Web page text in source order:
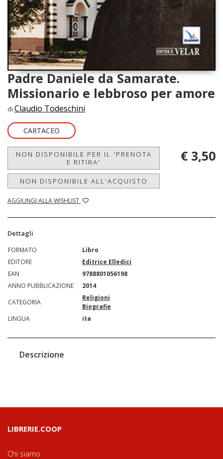
Padre Daniele da Samarate.
Missionario e lebbroso per amore
di Claudio Todeschini
CARTACEO
NON DISPONIBILE PER IL 'PRENOTA
E RITIRA'
NON DISPONIBILE ALL'ACQUISTO
AGGIUNGI ALLA WISHLIST
€ 3,50
Dettagli
FORMATO
Libro
EDITORE
Editrice Elledici
EAN
9788801056198
ANNO PUBBLICAZIONE
2014
CATEGORIA
Religioni
Biografie
LINGUA
ita
Descrizione
LIBRERIE.COOP
Chi siamo